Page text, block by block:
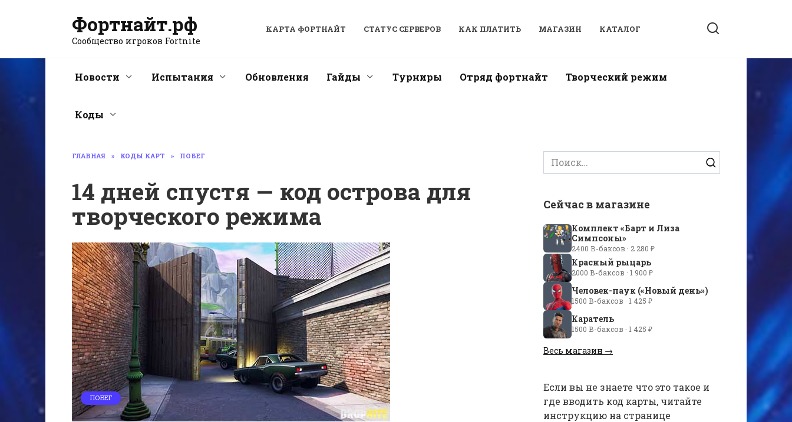
Фортнайт.рф
Сообщество игроков Fortnite
КАРТА ФОРТНАЙТ СТАТУС СЕРВЕРОВ КАК ПЛАТИТЬ МАГАЗИН КАТАЛОГ
Новости Испытания Обновления Гайды Турниры Отряд фортнайт Творческий режим
Коды
ГЛАВНАЯ » КОДЫ КАРТ » ПОБЕГ
14 дней спустя — код острова для
творческого режима
ПОБЕГ
Search
for:
Сейчас в магазине
Комплект «Барт и Лиза
Симпсоны»
2400 В-баксов · 2 280 ₽
Красный рыцарь
2000 В-баксов · 1 900 ₽
Человек-паук («Новый день»)
1500 В-баксов · 1 425 ₽
Каратель
1500 В-баксов · 1 425 ₽
Весь магазин →
Если вы не знаете что это такое и
где вводить код карты, читайте
инструкцию на странице